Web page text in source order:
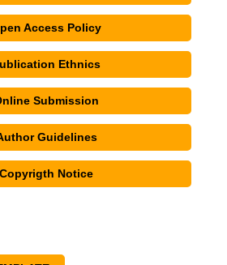
Access Policy
Ethnics
Submission
Guidelines
Copyrigth Notice